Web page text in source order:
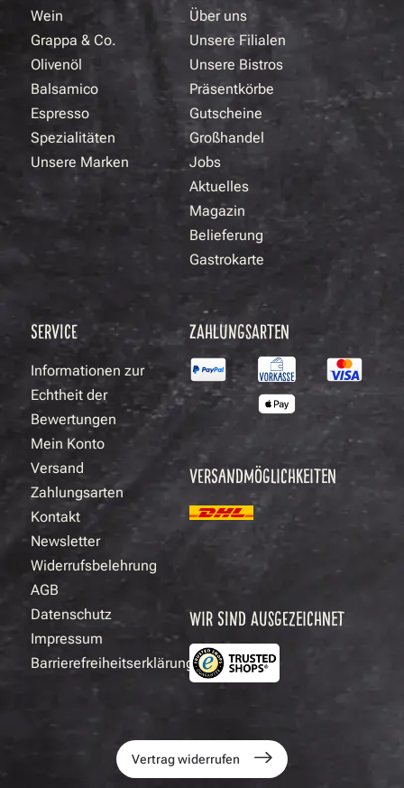
Wein
Grappa & Co.
Olivenöl
Balsamico
Espresso
Spezialitäten
Unsere Marken
Über uns
Unsere Filialen
Unsere Bistros
Präsentkörbe
Gutscheine
Großhandel
Jobs
Aktuelles
Magazin
Belieferung
Gastrokarte
SERVICE
Informationen zur
Echtheit der
Bewertungen
Mein Konto
Versand
Zahlungsarten
Kontakt
Newsletter
Widerrufsbelehrung
AGB
Datenschutz
Impressum
Barrierefreiheitserklärung
ZAHLUNGSARTEN
VERSANDMÖGLICHKEITEN
WIR SIND AUSGEZEICHNET
Vertrag widerrufen